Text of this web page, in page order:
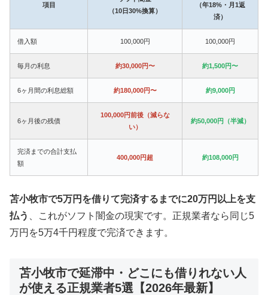
項目
（10日30%換算）
（年18%・月1返
済）
借入額 100,000円 100,000円
毎月の利息 約30,000円〜 約1,500円〜
6ヶ月間の利息総額 約180,000円〜 約9,000円
6ヶ月後の残債
100,000円前後（減らな
い）
約50,000円（半減）
完済までの合計支払
額
400,000円超 約108,000円
苫小牧市で5万円を借りて完済するまでに20万円以上を支
払う
、これがソフト闇金の現実です。正規業者なら同じ5
万円を5万4千円程度で完済できます。
苫小牧市で延滞中・どこにも借りれない人
が使える正規業者5選【2026年最新】